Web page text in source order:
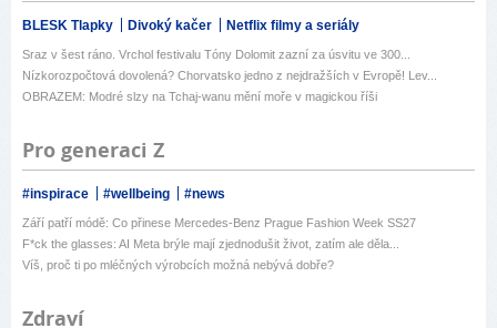
BLESK Tlapky Divoký kačer Netflix filmy a seriály
Sraz v šest ráno. Vrchol festivalu Tóny Dolomit zazní za úsvitu ve 300...
Nízkorozpočtová dovolená? Chorvatsko jedno z nejdražších v Evropě! Lev...
OBRAZEM: Modré slzy na Tchaj-wanu mění moře v magickou říši
Pro generaci Z
#inspirace #wellbeing #news
Září patří módě: Co přinese Mercedes-Benz Prague Fashion Week SS27
F*ck the glasses: AI Meta brýle mají zjednodušit život, zatím ale děla...
Víš, proč ti po mléčných výrobcích možná nebývá dobře?
Zdraví